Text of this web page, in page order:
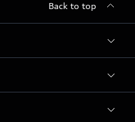
Back to top